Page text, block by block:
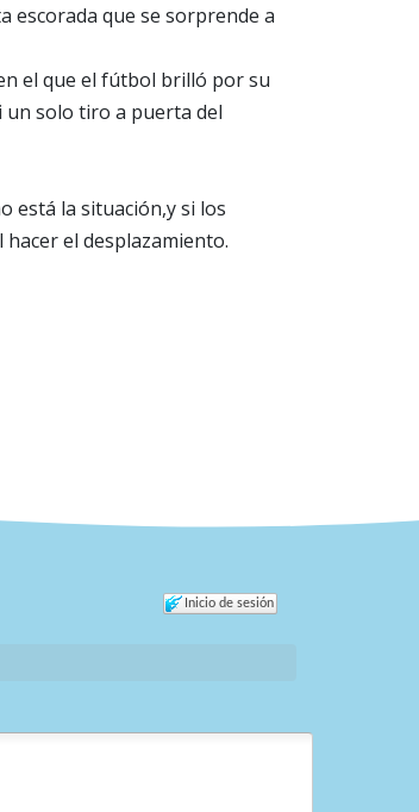
escorada que se sorprende a
el que el fútbol brilló por su
solo tiro a puerta del
está la situación,y si los
el desplazamiento.
Inicio de sesión